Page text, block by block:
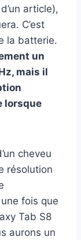
article),
C’est
la batterie.
un
mais il
lorsque
cheveu
résolution
fois que
Tab S8
aurons un